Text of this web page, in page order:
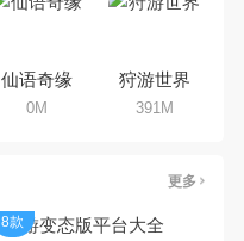
仙语奇缘
0M
狩游世界
391M
更多
8款